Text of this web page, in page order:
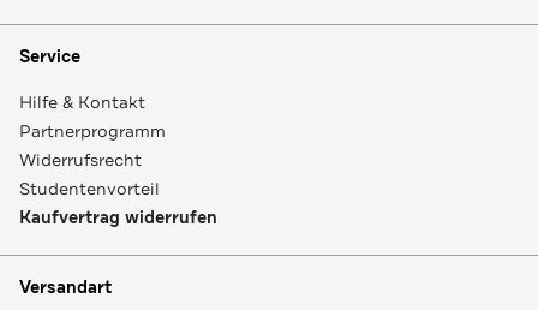
Service
Hilfe & Kontakt
Partnerprogramm
Widerrufsrecht
Studentenvorteil
Kaufvertrag widerrufen
Versandart